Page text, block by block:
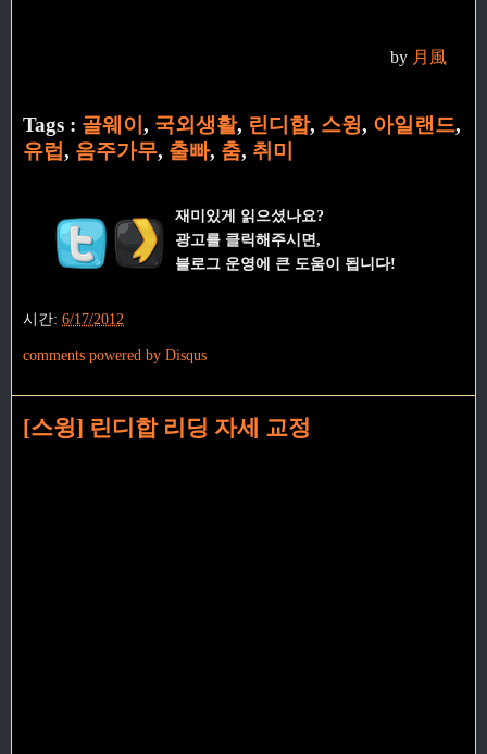
by 月風
Tags : 골웨이 , 국외생활, 린디합, 스윙, 아일랜드,
유럽, 음주가무, 출빠, 춤, 취미
재미있게 읽으셨나요?
광고를 클릭해주시면,
블로그 운영에 큰 도움이 됩니다!
시간: 6/17/2012
comments powered by Disqus
[스윙] 린디합 리딩 자세 교정